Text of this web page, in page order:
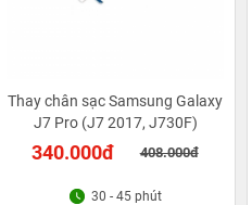
Thay chân sạc Samsung Galaxy
J7 Pro (J7 2017, J730F)
340.000đ 408.000đ
30 - 45 phút